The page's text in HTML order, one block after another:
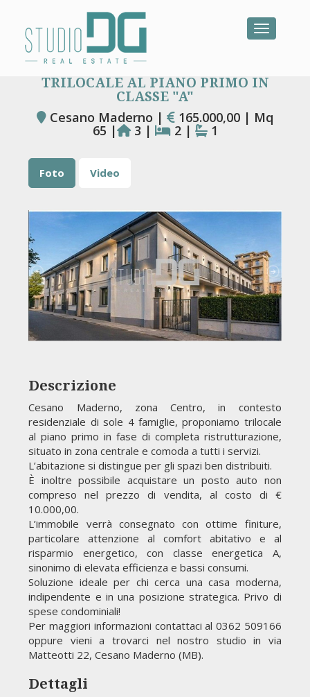
Toggle
TRILOCALE AL PIANO PRIMO IN
CLASSE "A"
Cesano Maderno | 165.000,00 | Mq
65 | 3 | 2 | 1
Foto Video
Descrizione
Cesano Maderno, zona Centro, in contesto
residenziale di sole 4 famiglie, proponiamo trilocale
al piano primo in fase di completa ristrutturazione,
situato in zona centrale e comoda a tutti i servizi.
L’abitazione si distingue per gli spazi ben distribuiti.
È inoltre possibile acquistare un posto auto non
compreso nel prezzo di vendita, al costo di €
10.000,00.
L’immobile verrà consegnato con ottime finiture,
particolare attenzione al comfort abitativo e al
risparmio energetico, con classe energetica A,
sinonimo di elevata efficienza e bassi consumi.
Soluzione ideale per chi cerca una casa moderna,
indipendente e in una posizione strategica. Privo di
spese condominiali!
Per maggiori informazioni contattaci al 0362 509166
oppure vieni a trovarci nel nostro studio in via
Matteotti 22, Cesano Maderno (MB).
Dettagli